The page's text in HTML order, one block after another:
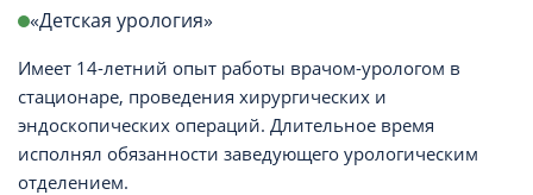
«Детская урология»
Имеет 14-летний опыт работы врачом-урологом в
стационаре, проведения хирургических и
эндоскопических операций. Длительное время
исполнял обязанности заведующего урологическим
отделением.